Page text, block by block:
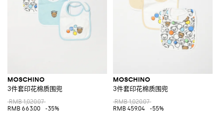
MOSCHINO
3件套印花棉质围兜
RMB 1,020.07
RMB 663.00
-35%
MOSCHINO
3件套印花棉质围兜
RMB 1,020.07
RMB 459.04
-55%